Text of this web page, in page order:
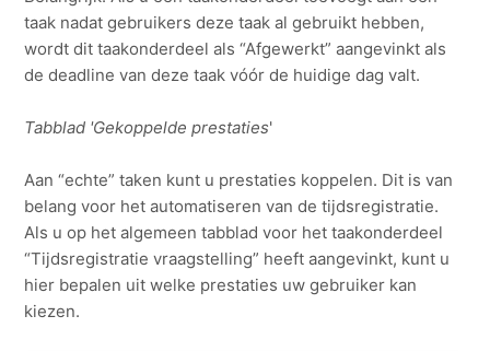
taak nadat gebruikers deze taak al gebruikt hebben,
wordt dit taakonderdeel als “Afgewerkt” aangevinkt als
de deadline van deze taak vóór de huidige dag valt.
Tabblad 'Gekoppelde prestaties'
Aan “echte” taken kunt u prestaties koppelen. Dit is van
belang voor het automatiseren van de tijdsregistratie.
Als u op het algemeen tabblad voor het taakonderdeel
“Tijdsregistratie vraagstelling” heeft aangevinkt, kunt u
hier bepalen uit welke prestaties uw gebruiker kan
kiezen.